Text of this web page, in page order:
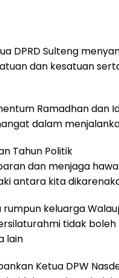
DPRD Sulteng
dan kesatuan
Ramadhan dan
dalam
Tahun Politik
dan menjaga
antara kita
keluarga
tidak
lain
Ketua DPW